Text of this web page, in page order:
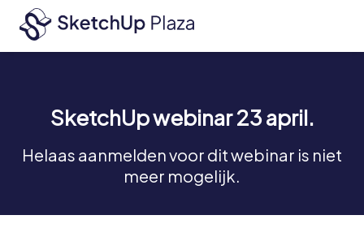
SketchUp webinar 23 april.
Helaas aanmelden voor dit webinar is niet
meer mogelijk.